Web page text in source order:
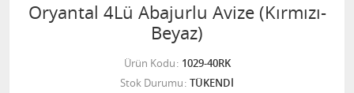
Oryantal 4Lü Abajurlu Avize (Kırmızı-
Beyaz)
Ürün Kodu 1029-40RK
Stok Durumu TÜKENDİ